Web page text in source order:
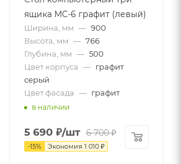
ящика МС-6 графит (левый)
Ширина, мм — 900
Высота, мм — 766
Глубина, мм — 500
Цвет корпуса — графит
серый
Цвет фасада — графит
в наличии
5 690 ₽/шт 6 700₽
-15% Экономия1 010 ₽